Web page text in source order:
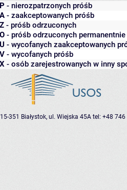
P - nierozpatrzonych próśb
A - zaakceptowanych próśb
Z - próśb odrzuconych
O - próśb odrzuconych permanentnie
U - wycofanych zaakceptowanych
V - wycofanych próśb
X - osób zarejestrowanych w inny
15-351 Białystok, ul. Wiejska 45A tel: +48 746